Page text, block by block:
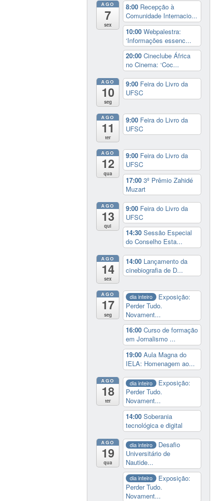
AGO
7
sex
8:00 Recepção à
Comunidade Internacio...
10:00Webpalestra:
‘Informações essenc...
20:00Cineclube África
no Cinema: ‘Coc...
AGO
10
seg
9:00 Feira do Livro da
UFSC
AGO
11
ter
9:00 Feira do Livro da
UFSC
AGO
12
qua
9:00 Feira do Livro da
UFSC
17:003º Prêmio Zahidé
Muzart
AGO
13
qui
9:00 Feira do Livro da
UFSC
14:30Sessão Especial
do Conselho Esta...
AGO
14
sex
14:00 Lançamento da
cinebiografia de D...
AGO
17
seg
dia inteiro
Exposição:
Perder Tudo.
Novament...
16:00Curso de formação
em Jornalismo ...
19:00Aula Magna do
IELA: Homenagem ao...
AGO
18
ter
dia inteiro
Exposição:
Perder Tudo.
Novament...
14:00Soberania
tecnológica e digital
AGO
19
qua
dia inteiro
Desafio
Universitário de
Nautide...
dia inteiro
Exposição:
Perder Tudo.
Novament...